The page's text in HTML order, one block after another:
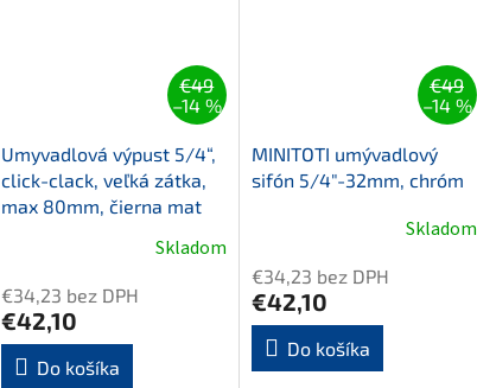
€49
–14 %
Umyvadlová výpust 5/4“,
click-clack, veľká zátka,
max 80mm, čierna mat
Skladom
€34,23 bez DPH
€42,10
Do košíka
€49
–14 %
MINITOTI umývadlový
sifón 5/4"-32mm, chróm
Skladom
€34,23 bez DPH
€42,10
Do košíka